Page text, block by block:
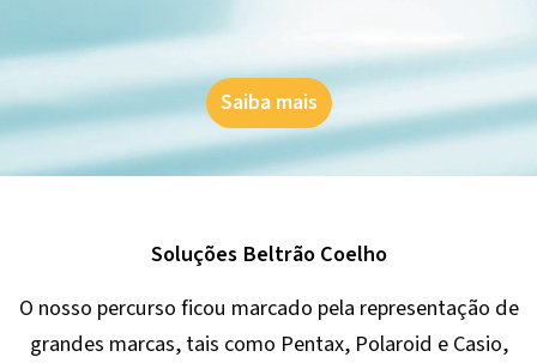
Saiba mais
Soluções Beltrão Coelho
O nosso percurso ficou marcado pela representação de
grandes marcas, tais como Pentax, Polaroid e Casio,